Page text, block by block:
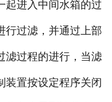
起进入中间水箱的过
行过滤，并通过上部
滤过程的进行，当滤
装置按设定程序关闭